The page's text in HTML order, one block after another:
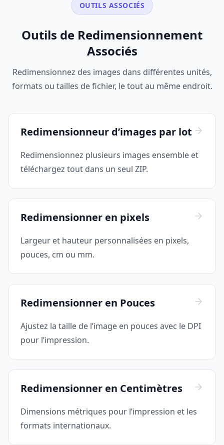
OUTILS ASSOCIÉS
Outils de Redimensionnement
Associés
Redimensionnez des images dans différentes unités,
formats ou tailles de fichier, le tout au même endroit.
Redimensionneur d’images par lot
Redimensionnez plusieurs images ensemble et
téléchargez tout dans un seul ZIP.
Redimensionner en pixels
Largeur et hauteur personnalisées en pixels,
pouces, cm ou mm.
Redimensionner en Pouces
Ajustez la taille de l’image en pouces avec le DPI
pour l’impression.
Redimensionner en Centimètres
Dimensions métriques pour l’impression et les
formats internationaux.